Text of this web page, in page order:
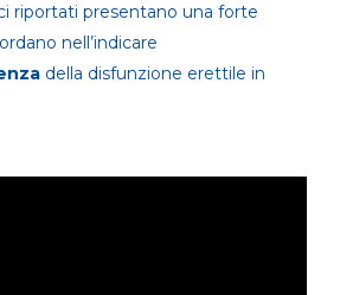
riportati presentano una forte
nell’indicare
della disfunzione erettile in